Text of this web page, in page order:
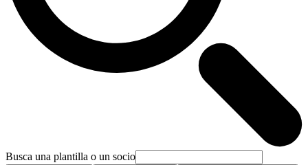
Busca una plantilla o un socio